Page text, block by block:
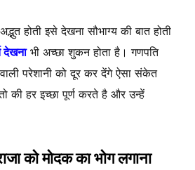
होती इसे देखना सौभाग्य की बात होती
देखनाभी अच्छा शुकन होता है। गणपति
परेशानी को दूर कर देंगे ऐसा संकेत
की हर इच्छा पूर्ण करते है और उन्हें
को मोदक का भोग लगाना